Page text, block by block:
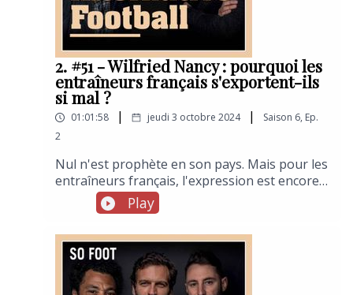
2. #51 - Wilfried Nancy : pourquoi les
entraîneurs français s'exportent-ils
si mal ?
01:01:58 | jeudi 3 octobre 2024 | Saison 6, Ep.
2
Nul n'est prophète en son pays. Mais pour les
entraîneurs français, l'expression est encore
plus valable à l'étranger. Hormis l'exception
Arsène Wenger (qui confirme la règle), rares
sont les coachs tricolores recrutés par des
grosses écuries européennes et mondiales. Et
surtout à y avoir réussi ensuite. Tentative
d'explication et d'analyse sur le pourquoi du
Play